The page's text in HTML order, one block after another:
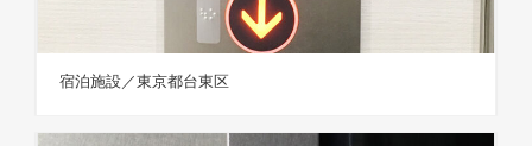
宿泊施設／東京都台東区